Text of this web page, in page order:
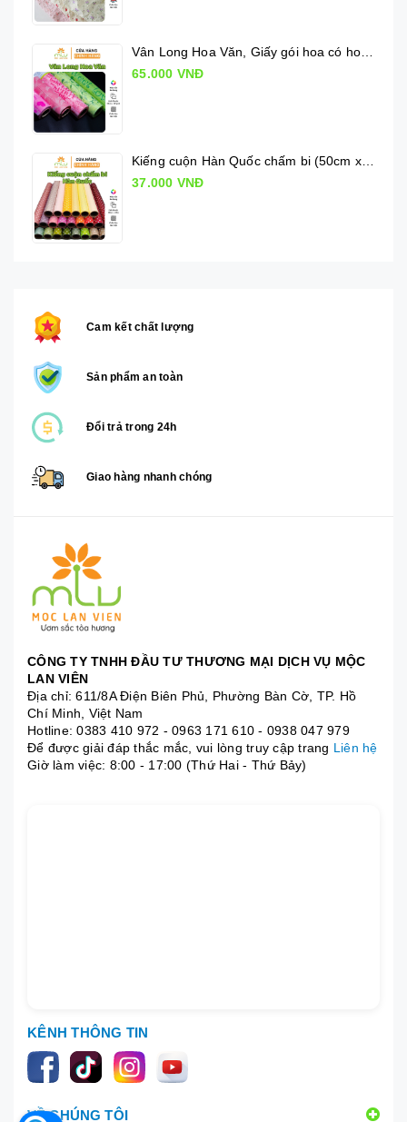
65.000 VNĐ
Kiếng cuộn Hàn Quốc chấm bi (50cm x 10m)
37.000 VNĐ
Cam kết chất lượng
Sản phẩm an toàn
Đổi trả trong 24h
Giao hàng nhanh chóng
CÔNG TY TNHH ĐẦU TƯ THƯƠNG MẠI DỊCH VỤ MỘC
LAN VIÊN
Địa chỉ: 611/8A Điện Biên Phủ, Phường Bàn Cờ, TP. Hồ
Chí Minh, Việt Nam
Hotline:0383 410 972 - 0963 171 610 - 0938 047 979
Để được giải đáp thắc mắc, vui lòng truy cập trang Liên hệ
Giờ làm việc: 8:00 - 17:00 (Thứ Hai - Thứ Bảy)
KÊNH THÔNG TIN
VỀ CHÚNG TÔI